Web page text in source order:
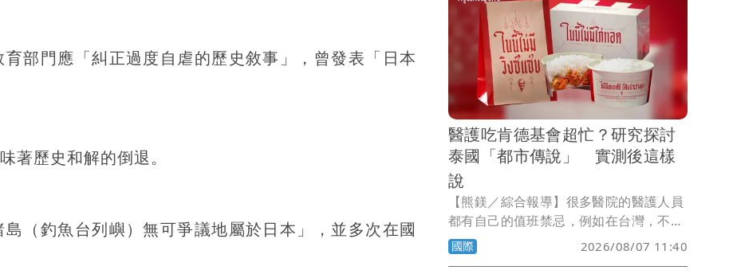
部門應「糾正過度自虐的歷史敘事」，曾發表「日本
著歷史和解的倒退。
（釣魚台列嶼）無可爭議地屬於日本」，並多次在國
醫護吃肯德基會超忙？研究探討
泰國「都市傳說」 實測後這樣
說
【熊鎂／綜合報導】很多醫院的醫護人員
都有自己的值班禁忌，例如在台灣，不少
醫護認為值班時收到鳳梨或鳳梨酥，可能
會忙到不可開交；而在泰國，流傳多年的
國際 2026/08/07 11:40